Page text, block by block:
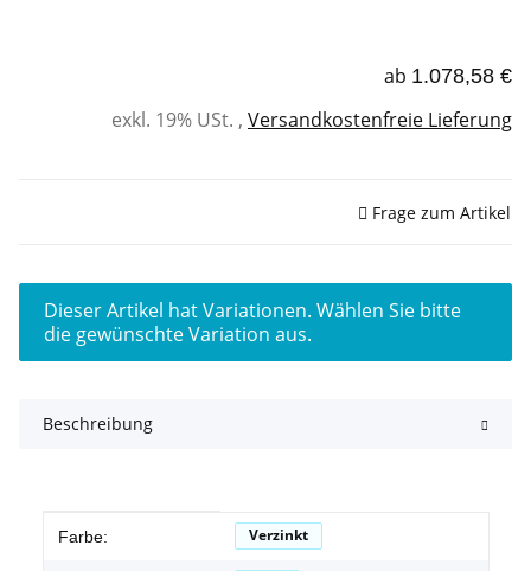
ab 1.078,58 €
exkl. 19% USt. , Versandkostenfreie Lieferung
Frage zum Artikel
x
Dieser Artikel hat Variationen. Wählen Sie bitte
die gewünschte Variation aus.
Beschreibung
Produkteigenschaft
Wert
Farbe: Verzinkt